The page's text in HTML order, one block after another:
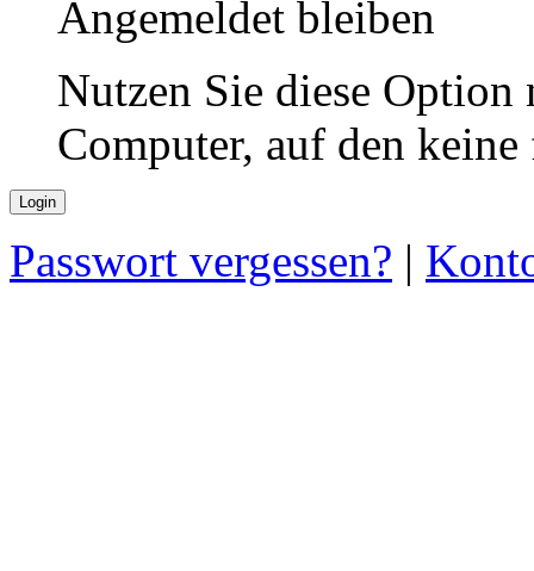
Angemeldet bleiben
Nutzen Sie diese
Computer, auf den
Passwort vergessen? |